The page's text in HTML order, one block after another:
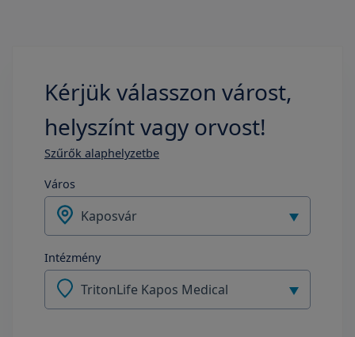
Kérjük válasszon várost,
helyszínt vagy orvost!
Szűrők alaphelyzetbe
Város
Kaposvár
Intézmény
TritonLife Kapos Medical